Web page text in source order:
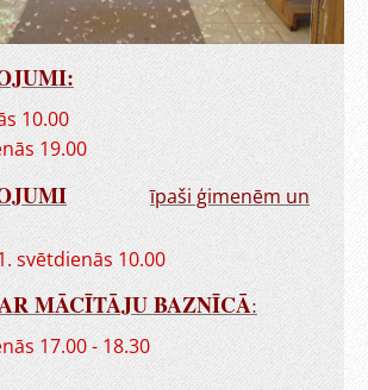
10.00
19.00
īpaši ģimenēm un
svētdienās 10.00
MĀCĪTĀJU BAZNĪCĀ:
17.00 - 18.30